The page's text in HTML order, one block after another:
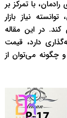
با تمرکز بر
نیاز بازار
در این مقاله
دارد، قیمت
می‌توان از